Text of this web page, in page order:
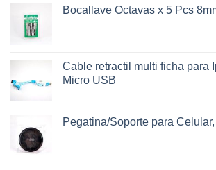
Bocallave Octavas x 5 Pcs
Cable retractil multi ficha para
Micro USB
Pegatina/Soporte para